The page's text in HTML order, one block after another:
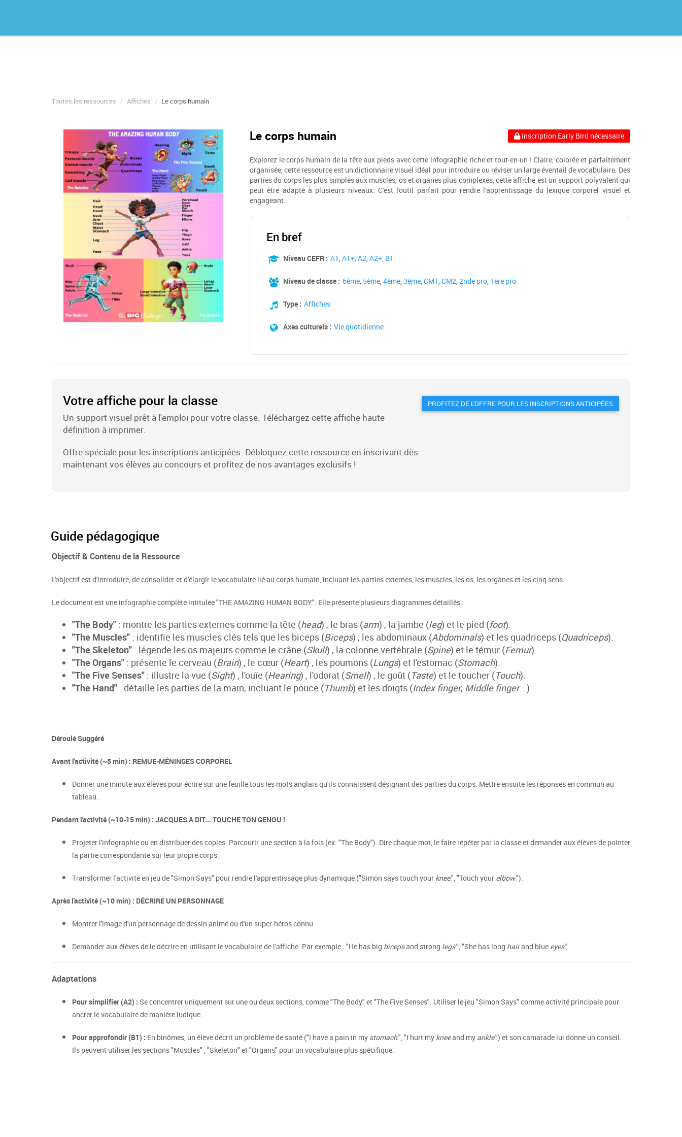
Toutes les ressources Affiches Le corps humain
Le corps humain Inscription Early Bird nécessaire
Explorez le corps humain de la tête aux pieds avec cette infographie riche et tout-en-un ! Claire, colorée et parfaitement
organisée, cette ressource est un dictionnaire visuel idéal pour introduire ou réviser un large éventail de vocabulaire. Des
parties du corps les plus simples aux muscles, os et organes plus complexes, cette affiche est un support polyvalent qui
peut être adapté à plusieurs niveaux. C'est l'outil parfait pour rendre l'apprentissage du lexique corporel visuel et
engageant.
En bref
Niveau CEFR : A1,A1+,A2,A2+, B1
Niveau de classe : 6ème, 5ème,4ème, 3ème,CM1,CM2,2nde pro, 1ère pro
Type : Affiches
Axes culturels : Vie quotidienne
Votre affiche pour la classe
Un support visuel prêt à l'emploi pour votre classe. Téléchargez cette affiche haute
définition à imprimer.
Offre spéciale pour les inscriptions anticipées. Débloquez cette ressource en inscrivant dès
maintenant vos élèves au concours et profitez de nos avantages exclusifs !
PROFITEZ DE L'OFFRE POUR LES INSCRIPTIONS ANTICIPÉES
Guide pédagogique
Objectif & Contenu de la Ressource
L'objectif est d'introduire, de consolider et d'élargir le vocabulaire lié au corps humain, incluant les parties externes, les muscles, les os, les organes et les cinq sens.
Le document est une infographie complète intitulée "THE AMAZING HUMAN BODY". Elle présente plusieurs diagrammes détaillés :
"The Body" : montre les parties externes comme la tête (head) , le bras (arm) , la jambe (leg) et le pied (foot).
"The Muscles" : identifie les muscles clés tels que les biceps (Biceps) , les abdominaux (Abdominals) et les quadriceps (Quadriceps).
"The Skeleton" : légende les os majeurs comme le crâne (Skull) , la colonne vertébrale (Spine) et le fémur (Femur).
"The Organs" : présente le cerveau (Brain) , le cœur (Heart) , les poumons (Lungs) et l'estomac (Stomach).
"The Five Senses" : illustre la vue (Sight) , l'ouïe (Hearing) , l'odorat (Smell) , le goût (Taste) et le toucher (Touch).
"The Hand" : détaille les parties de la main, incluant le pouce (Thumb) et les doigts (Index finger, Middle finger...).
Déroulé Suggéré
Avant l'activité (~5 min) : REMUE-MÉNINGES CORPOREL
Donner une minute aux élèves pour écrire sur une feuille tous les mots anglais qu'ils connaissent désignant des parties du corps. Mettre ensuite les réponses en commun au
tableau.
Pendant l'activité (~10-15 min) : JACQUES A DIT... TOUCHE TON GENOU !
Projeter l'infographie ou en distribuer des copies. Parcourir une section à la fois (ex: "The Body"). Dire chaque mot, le faire répéter par la classe et demander aux élèves de pointer
la partie correspondante sur leur propre corps.
Transformer l'activité en jeu de "Simon Says" pour rendre l'apprentissage plus dynamique ("Simon says touch your knee.", "Touch your elbow.").
Après l'activité (~10 min) : DÉCRIRE UN PERSONNAGE
Montrer l'image d'un personnage de dessin animé ou d'un super-héros connu.
Demander aux élèves de le décrire en utilisant le vocabulaire de l'affiche. Par exemple : "He has big bicepsand strong legs.", "She has long hairand blue eyes.".
Adaptations
Pour simplifier (A2) : Se concentrer uniquement sur une ou deux sections, comme "The Body" et "The Five Senses". Utiliser le jeu "Simon Says" comme activité principale pour
ancrer le vocabulaire de manière ludique.
Pour approfondir (B1) : En binômes, un élève décrit un problème de santé ("I have a pain in my stomach.", "I hurt my kneeand my ankle.") et son camarade lui donne un conseil.
Ils peuvent utiliser les sections "Muscles" , "Skeleton" et "Organs" pour un vocabulaire plus spécifique.